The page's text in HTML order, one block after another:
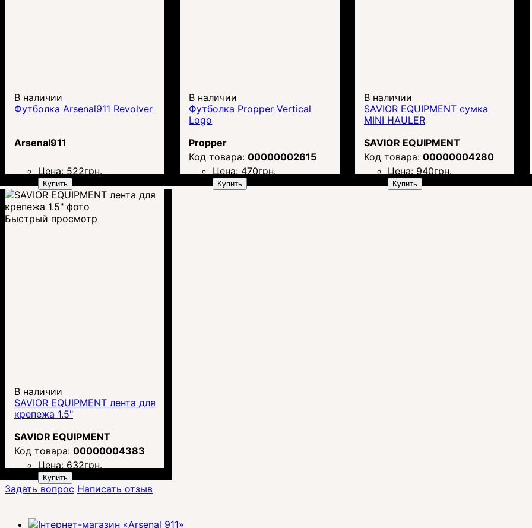
В наличии
Футболка Arsenal911 Revolver
Arsenal911
Цена:522грн.
Купить
В наличии
Футболка Propper Vertical
Logo
Propper
00000002615
Цена:470грн.
Купить
В наличии
SAVIOR EQUIPMENT сумка
MINI HAULER
SAVIOR EQUIPMENT
00000004280
Цена:940грн.
Купить
Быстрый просмотр
В наличии
SAVIOR EQUIPMENT лента для
крепежа 1.5"
SAVIOR EQUIPMENT
00000004383
Цена: 632грн.
Купить
Задать вопрос Написать отзыв